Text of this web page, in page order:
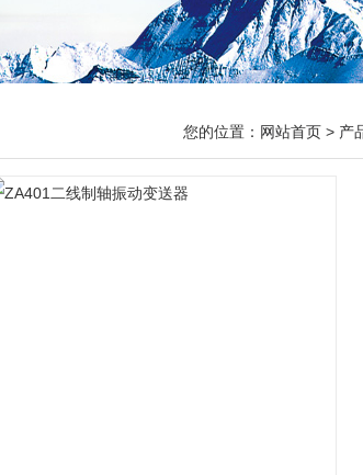
您的位置： 网站首页 > 产